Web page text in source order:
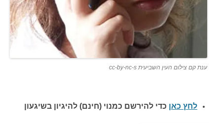
ענת קם צילום העין השביעית cc-by-nc-s
לחץ כאן כדי להירשם כמנוי (חינם) להיגיון בשיגעון